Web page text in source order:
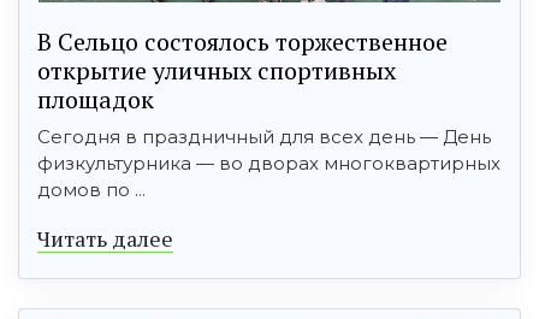
В Сельцо состоялось торжественное
открытие уличных спортивных
площадок
Сегодня в праздничный для всех день — День
физкультурника — во дворах многоквартирных
домов по ...
Читать далее